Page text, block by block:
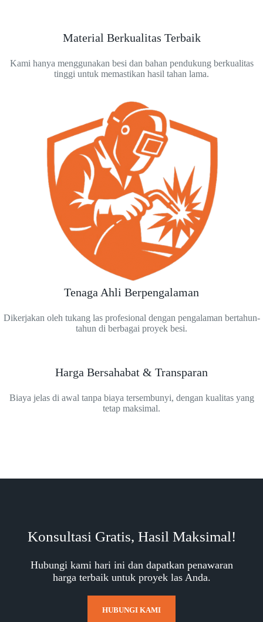
Material Berkualitas Terbaik
Kami hanya menggunakan besi dan bahan pendukung berkualitas
tinggi untuk memastikan hasil tahan lama.
Tenaga Ahli Berpengalaman
Dikerjakan oleh tukang las profesional dengan pengalaman bertahun-
tahun di berbagai proyek besi.
Harga Bersahabat & Transparan
Biaya jelas di awal tanpa biaya tersembunyi, dengan kualitas yang
tetap maksimal.
Konsultasi Gratis, Hasil Maksimal!
Hubungi kami hari ini dan dapatkan penawaran
harga terbaik untuk proyek las Anda.
HUBUNGI KAMI